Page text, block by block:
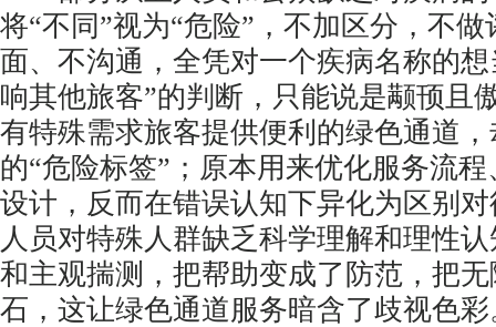
将“不同”视为“危险”，不加区分，不
面、不沟通，全凭对一个疾病名称的
响其他旅客”的判断，只能说是颟顸且
有特殊需求旅客提供便利的绿色通道
的“危险标签”；原本用来优化服务流
设计，反而在错误认知下异化为区别
人员对特殊人群缺乏科学理解和理性
和主观揣测，把帮助变成了防范，把
石，这让绿色通道服务暗含了歧视色彩